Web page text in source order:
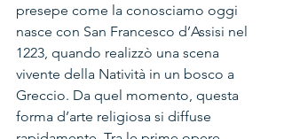
presepe come la conosciamo oggi
nasce con San Francesco d’Assisi nel
1223, quando realizzò una scena
vivente della Natività in un bosco a
Greccio. Da quel momento, questa
forma d’arte religiosa si diffuse